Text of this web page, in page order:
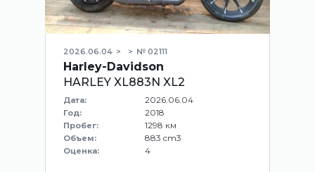
2026.06.04 № 02111
Harley-Davidson
HARLEY XL883N XL2
Дата: 2026.06.04
Год: 2018
Пробег: 1298 км
Объем: 883 cm3
Оценка: 4